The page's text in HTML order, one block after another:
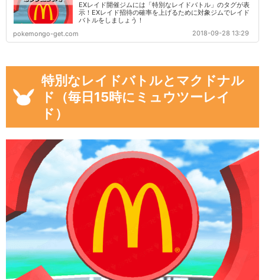
EXレイド開催ジムには「特別なレイドバトル」のタグが表
示！EXレイド招待の確率を上げるために対象ジムでレイド
バトルをしましょう！
pokemongo-get.com
2018-09-28 13:29
特別なレイドバトルとマクドナル
ド（毎日15時にミュウツーレイ
ド）